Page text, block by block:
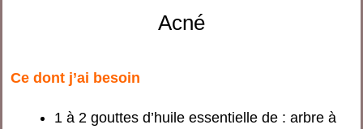
Acné
Ce dont j’ai besoin
1 à 2 gouttes d’huile essentielle de : arbre à